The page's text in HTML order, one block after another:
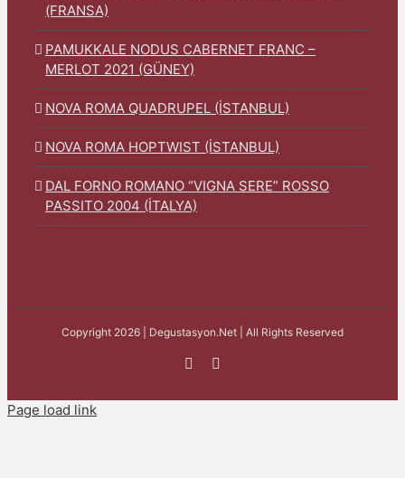
(FRANSA)
PAMUKKALE NODUS CABERNET FRANC –
MERLOT 2021 (GÜNEY)
NOVA ROMA QUADRUPEL (İSTANBUL)
NOVA ROMA HOPTWIST (İSTANBUL)
DAL FORNO ROMANO “VIGNA SERE” ROSSO
PASSITO 2004 (İTALYA)
Copyright 2026 | Degustasyon.Net | All Rights Reserved
Facebook
Page load link